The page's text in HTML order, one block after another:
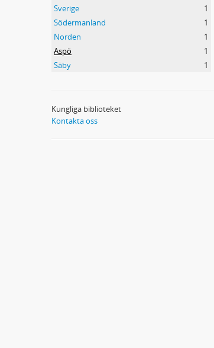
Sverige
1
Södermanland
1
Norden
1
Aspö
1
Säby
1
Kungliga biblioteket
Kontakta oss